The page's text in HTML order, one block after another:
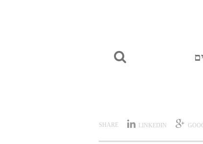
SHARE LINKEDIN